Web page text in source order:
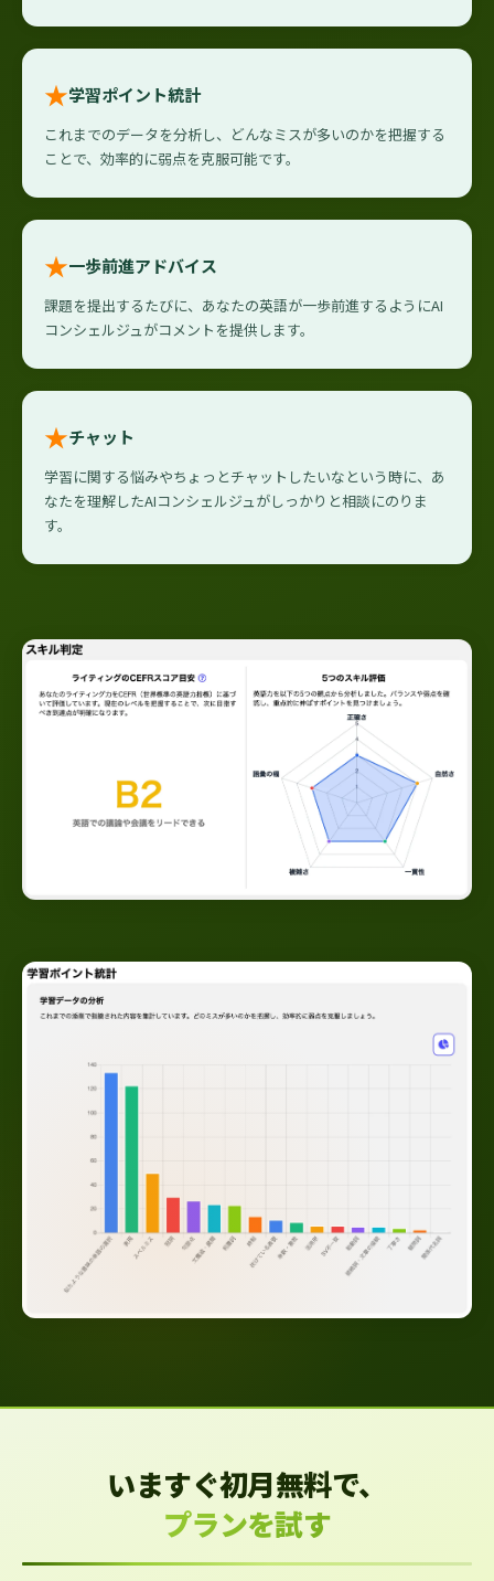
★学習ポイント統計
これまでのデータを分析し、どんなミスが多いのかを把握する
ことで、効率的に弱点を克服可能です。
★一歩前進アドバイス
課題を提出するたびに、あなたの英語が一歩前進するようにAI
コンシェルジュがコメントを提供します。
★チャット
学習に関する悩みやちょっとチャットしたいなという時に、あ
なたを理解したAIコンシェルジュがしっかりと相談にのりま
す。
いますぐ初月無料で、
プランを試す